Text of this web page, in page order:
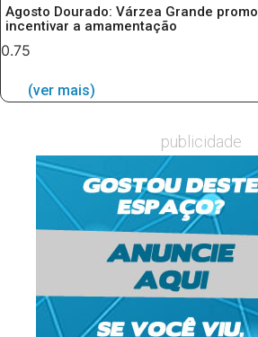
Agosto Dourado: Várzea Grande
incentivar a amamentação
(ver mais)
publicidade